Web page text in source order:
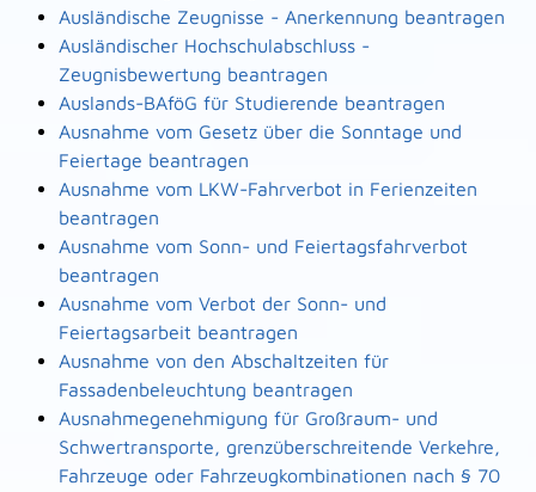
Ausländische Zeugnisse - Anerkennung beantragen
Ausländischer Hochschulabschluss -
Zeugnisbewertung beantragen
Auslands-BAföG für Studierende beantragen
Ausnahme vom Gesetz über die Sonntage und
Feiertage beantragen
Ausnahme vom LKW-Fahrverbot in Ferienzeiten
beantragen
Ausnahme vom Sonn- und Feiertagsfahrverbot
beantragen
Ausnahme vom Verbot der Sonn- und
Feiertagsarbeit beantragen
Ausnahme von den Abschaltzeiten für
Fassadenbeleuchtung beantragen
Ausnahmegenehmigung für Großraum- und
Schwertransporte, grenzüberschreitende Verkehre,
Fahrzeuge oder Fahrzeugkombinationen nach § 70